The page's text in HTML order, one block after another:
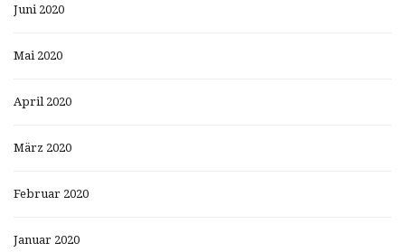
Juni 2020
Mai 2020
April 2020
März 2020
Februar 2020
Januar 2020